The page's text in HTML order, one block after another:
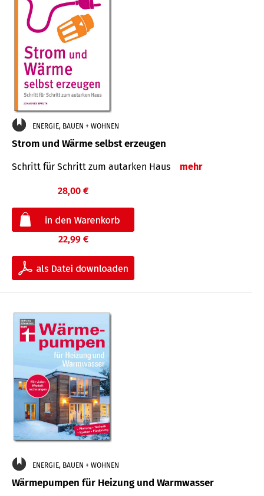
ENERGIE, BAUEN + WOHNEN
Strom und Wärme selbst erzeugen
Schritt für Schritt zum autarken Haus mehr
28,00 €
22,99 €
ENERGIE, BAUEN + WOHNEN
Wärmepumpen für Heizung und Warmwasser